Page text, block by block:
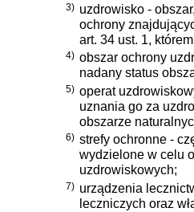
3) uzdrowisko -
ochrony
art. 34 ust. 1,
4) obszar ochrony
nadany status
5) operat
uznania go za
obszarze
6) strefy ochronne -
wydzielone w celu
uzdrowiskowych;
7) urządzenia
leczniczych oraz